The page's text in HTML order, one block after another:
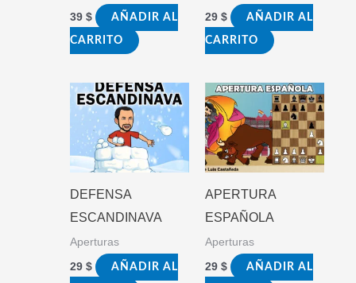
39 $ AÑADIR AL
CARRITO
29 $ AÑADIR AL
CARRITO
DEFENSA
ESCANDINAVA
Aperturas
29 $ AÑADIR AL
APERTURA
ESPAÑOLA
Aperturas
29 $ AÑADIR AL